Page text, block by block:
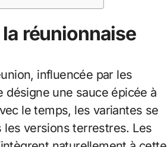
réunionnaise
influencée par les
désigne une sauce épicée à
le temps, les variantes se
les versions terrestres. Les